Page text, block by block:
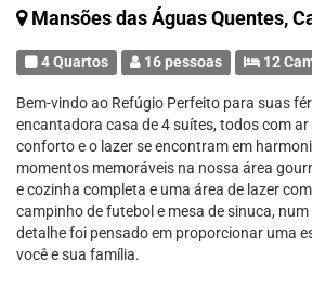
Mansões das Águas Quentes,
4 Quartos 16 pessoas 12
Bem-vindo ao Refúgio Perfeito para suas
encantadora casa de 4 suítes, todos com
conforto e o lazer se encontram em
momentos memoráveis na nossa área
e cozinha completa e uma área de lazer
campinho de futebol e mesa de sinuca,
detalhe foi pensado em proporcionar uma
você e sua família.